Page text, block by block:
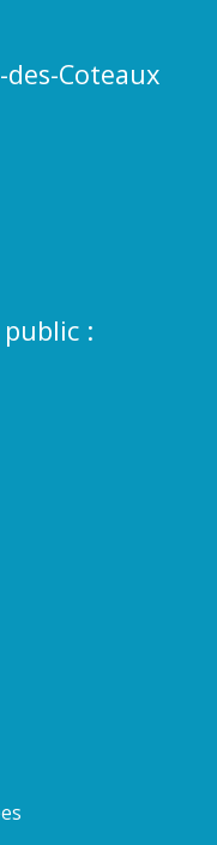
Coteaux
: